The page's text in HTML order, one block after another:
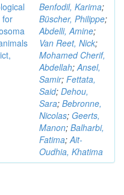
for
Benfodil, Karima;
Büscher, Philippe;
Abdelli, Amine;
Van Reet, Nick;
Mohamed Cherif,
Abdellah;Ansel,
Samir; Fettata,
Said; Dehou,
Sara; Bebronne,
Nicolas; Geerts,
Manon; Balharbi,
Fatima;Ait-
Oudhia, Khatima